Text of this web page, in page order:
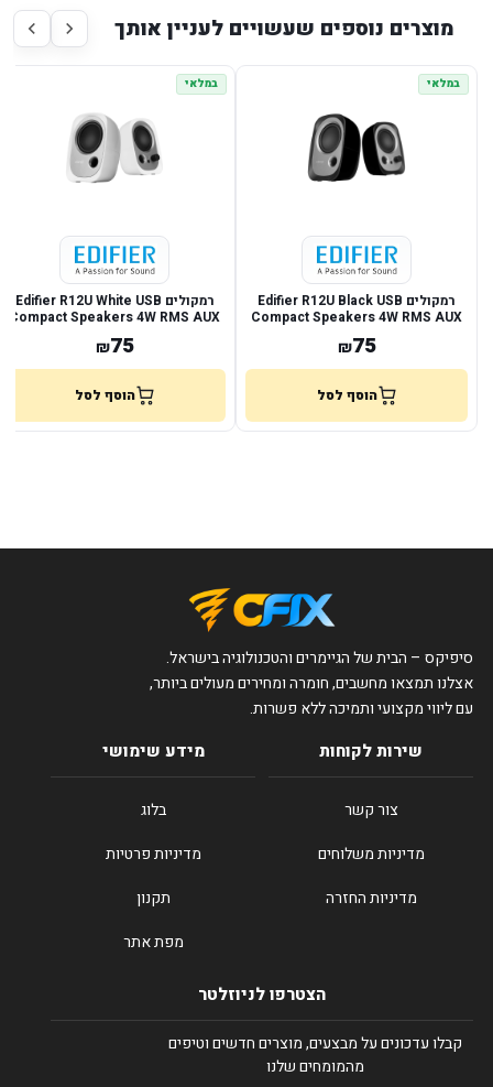
מוצרים נוספים שעשויים לעניין אותך
במלאי
רמקולים Edifier R12U Black USB
Compact Speakers 4W RMS AUX
₪75
הוסף לסל
במלאי
רמקולים Edifier R12U White USB
Compact Speakers 4W RMS AUX
₪75
הוסף לסל
סיפיקס – הבית של הגיימרים והטכנולוגיה בישראל.
אצלנו תמצאו מחשבים, חומרה ומחירים מעולים ביותר,
עם ליווי מקצועי ותמיכה ללא פשרות.
שירות לקוחות
צור קשר
מדיניות משלוחים
מדיניות החזרה
מידע שימושי
בלוג
מדיניות פרטיות
תקנון
מפת אתר
הצטרפו לניוזלטר
קבלו עדכונים על מבצעים, מוצרים חדשים וטיפים
מהמומחים שלנו